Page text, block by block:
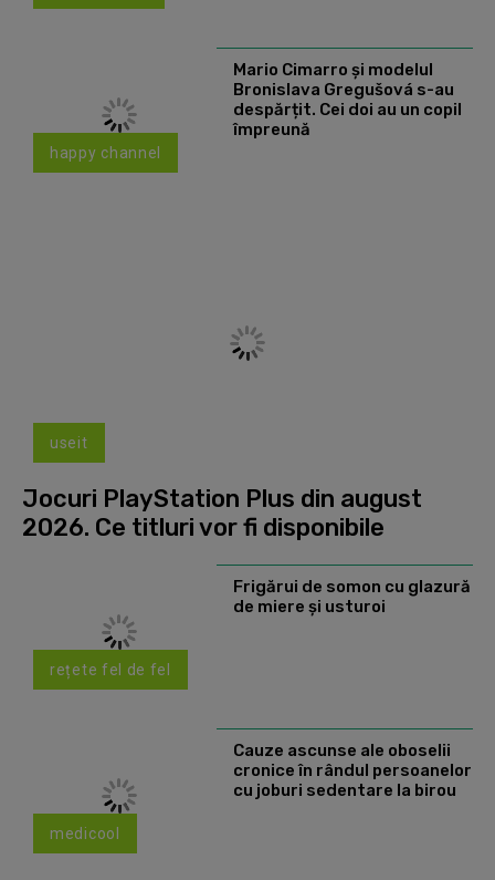
happy channel
Mario Cimarro și modelul
Bronislava Gregušová s-au
despărțit. Cei doi au un copil
împreună
useit
Jocuri PlayStation Plus din august
2026. Ce titluri vor fi disponibile
rețete fel de fel
Frigărui de somon cu glazură
de miere și usturoi
medicool
Cauze ascunse ale oboselii
cronice în rândul persoanelor
cu joburi sedentare la birou